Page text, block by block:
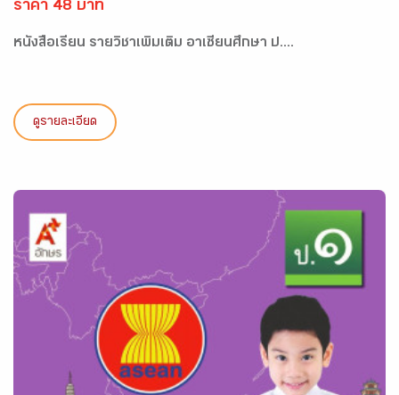
ราคา 48 บาท
หนังสือเรียน รายวิชาเพิ่มเติม อาเซียนศึกษา ป....
ดูรายละเอียด